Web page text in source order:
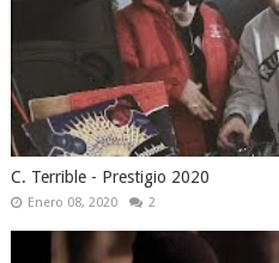
C. Terrible - Prestigio 2020
Enero 08, 2020 2